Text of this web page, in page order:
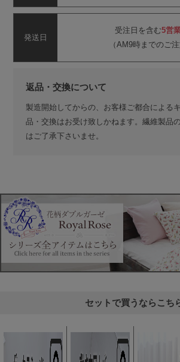
発送日
受注日を含む5営
（AM9時までのご注
返品・交換について
製造開始してからの、お客様ご都合による
品・交換はお受け致しかねます。繊維製品
はご了承下さいませ。
セットで買うならこち